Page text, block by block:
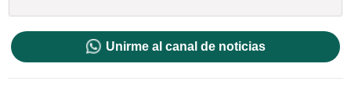
Unirme al canal de noticias